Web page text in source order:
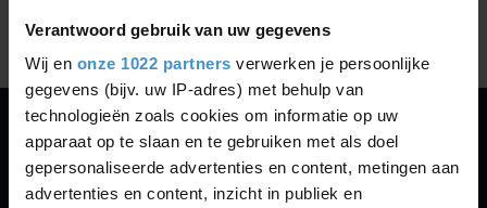
Verantwoord gebruik van uw gegevens
Wij en onze 1022 partners verwerken je persoonlijke
gegevens (bijv. uw IP-adres) met behulp van
technologieën zoals cookies om informatie op uw
apparaat op te slaan en te gebruiken met als doel
gepersonaliseerde advertenties en content, metingen aan
advertenties en content, inzicht in publiek en
PERFECTLIGHTS
Gegevens: